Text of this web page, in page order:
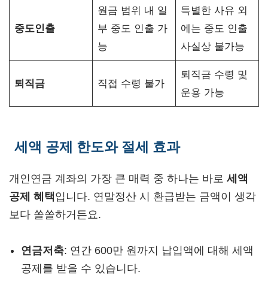
중도인출
원금 범위 내 일
부 중도 인출 가
능
특별한 사유 외
에는 중도 인출
사실상 불가능
퇴직금 직접 수령 불가
퇴직금 수령 및
운용 가능
세액 공제 한도와 절세 효과
개인연금 계좌의 가장 큰 매력 중 하나는 바로 세액
공제 혜택입니다. 연말정산 시 환급받는 금액이 생각
보다 쏠쏠하거든요.
연금저축: 연간 600만 원까지 납입액에 대해 세액
공제를 받을 수 있습니다.